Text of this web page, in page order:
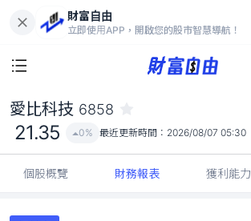
財富自由
立即使用APP，開啟您的股市智慧導航！
21.35
0%
愛比科技 6858
21.35 0% 最近更新時間： 2026/08/07 05:30
個股概覽 財務報表 獲利能力